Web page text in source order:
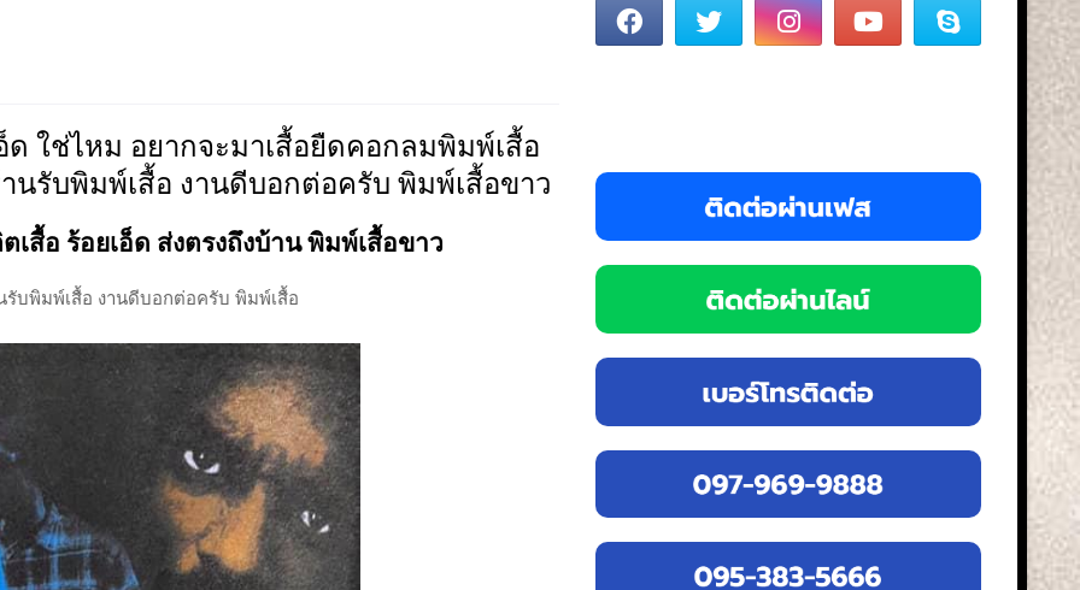
ใช่ไหม อยากจะมาเสื้อยืดคอกลมพิมพ์เสื้อ
นรับพิมพ์เสื้อ งานดีบอกต่อครับ พิมพ์เสื้อขาว
สื้อ ร้อยเอ็ด ส่งตรงถึงบ้าน พิมพ์เสื้อขาว
บพิมพ์เสื้อ งานดีบอกต่อครับ พิมพ์เสื้อ